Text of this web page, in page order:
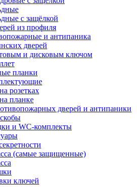
с защёлкой
из профиля
и антипаника
дверей
и дисковым ключом
планки
розетках
планке
дверей и антипаники
и WC-комплекты
(самые защищенные)
ключей